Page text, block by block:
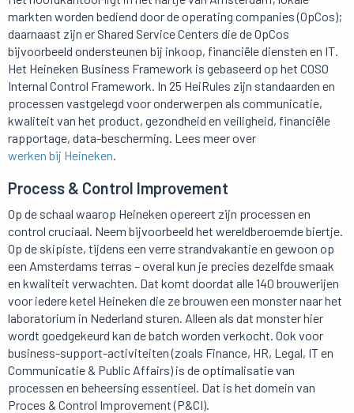
markten worden bediend door de operating companies (OpCos);
daarnaast zijn er Shared Service Centers die de OpCos
bijvoorbeeld ondersteunen bij inkoop, financiële diensten en IT.
Het Heineken Business Framework is gebaseerd op het COSO
Internal Control Framework. In 25 HeiRules zijn standaarden en
processen vastgelegd voor onderwerpen als communicatie,
kwaliteit van het product, gezondheid en veiligheid, financiële
rapportage, data-bescherming. Lees meer over
werken bij Heineken
Process & Control Improvement
Op de schaal waarop Heineken opereert zijn processen en
control cruciaal. Neem bijvoorbeeld het wereldberoemde biertje.
Op de skipiste, tijdens een verre strandvakantie en gewoon op
een Amsterdams terras – overal kun je precies dezelfde smaak
en kwaliteit verwachten. Dat komt doordat alle 140 brouwerijen
voor iedere ketel Heineken die ze brouwen een monster naar het
laboratorium in Nederland sturen. Alleen als dat monster hier
wordt goedgekeurd kan de batch worden verkocht. Ook voor
business-support-activiteiten (zoals Finance, HR, Legal, IT en
Communicatie & Public Affairs) is de optimalisatie van
processen en beheersing essentieel. Dat is het domein van
Proces & Control Improvement (P&CI).